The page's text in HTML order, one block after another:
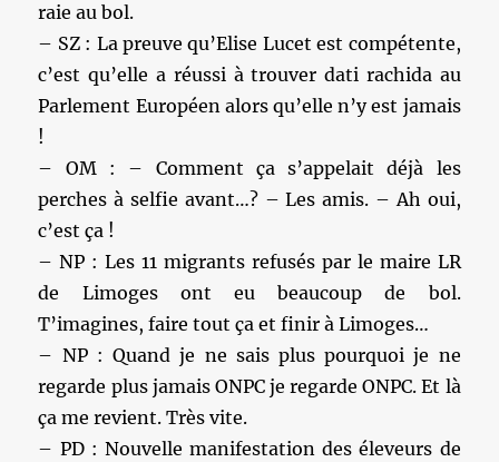
raie au bol.
– SZ : La preuve qu’Elise Lucet est compétente,
c’est qu’elle a réussi à trouver dati rachida au
Parlement Européen alors qu’elle n’y est jamais
!
– OM : – Comment ça s’appelait déjà les
perches à selfie avant…? – Les amis. – Ah oui,
c’est ça !
– NP : Les 11 migrants refusés par le maire LR
de Limoges ont eu beaucoup de bol.
T’imagines, faire tout ça et finir à Limoges…
– NP : Quand je ne sais plus pourquoi je ne
regarde plus jamais ONPC je regarde ONPC. Et là
ça me revient. Très vite.
– PD : Nouvelle manifestation des éleveurs de